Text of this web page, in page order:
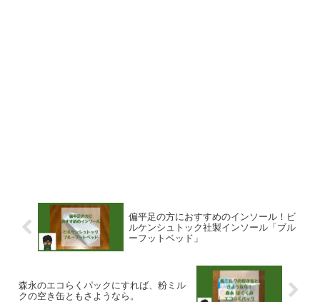
偏平足の方におすすめのインソール！ビ
ルケンシュトック社製インソール「ブル
ーフットベッド」
森永のエコらくパックにすれば、粉ミル
クの空き缶ともさようなら。